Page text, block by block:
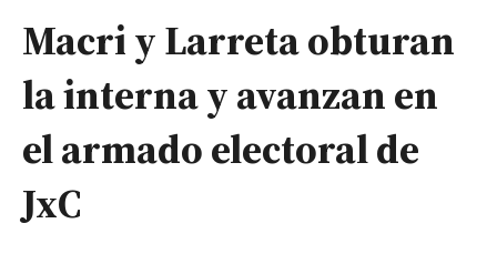
Macri y Larreta obturan
la interna y avanzan en
el armado electoral de
JxC